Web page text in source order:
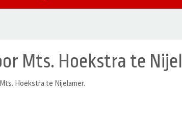
Mts. Hoekstra te
Hoekstra te Nijelamer.